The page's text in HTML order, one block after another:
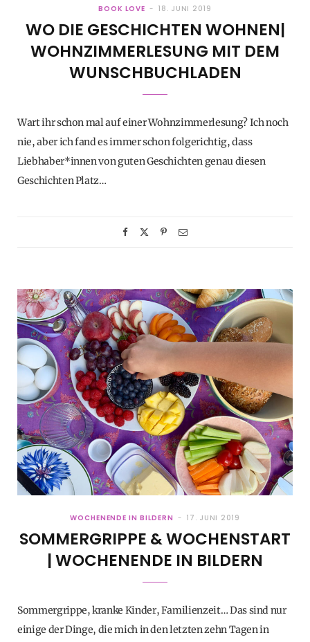
BOOK LOVE 18. JUNI 2019
WO DIE GESCHICHTEN WOHNEN|
WOHNZIMMERLESUNG MIT DEM
WUNSCHBUCHLADEN
Wart ihr schon mal auf einer Wohnzimmerlesung? Ich noch
nie, aber ich fand es immer schon folgerichtig, dass
Liebhaber*innen von guten Geschichten genau diesen
Geschichten Platz…
WOCHENENDE IN BILDERN 17. JUNI 2019
SOMMERGRIPPE & WOCHENSTART
| WOCHENENDE IN BILDERN
Sommergrippe, kranke Kinder, Familienzeit… Das sind nur
einige der Dinge, die mich in den letzten zehn Tagen in